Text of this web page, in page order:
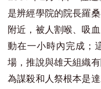
是辨經學院的院長羅
附近，被人割喉、吸
動在一小時內完成；
場，推說與雄天組織
為謀殺和人祭根本是